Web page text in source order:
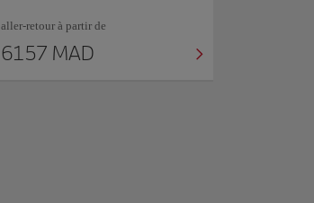
aller-retour à partir de
6157 MAD